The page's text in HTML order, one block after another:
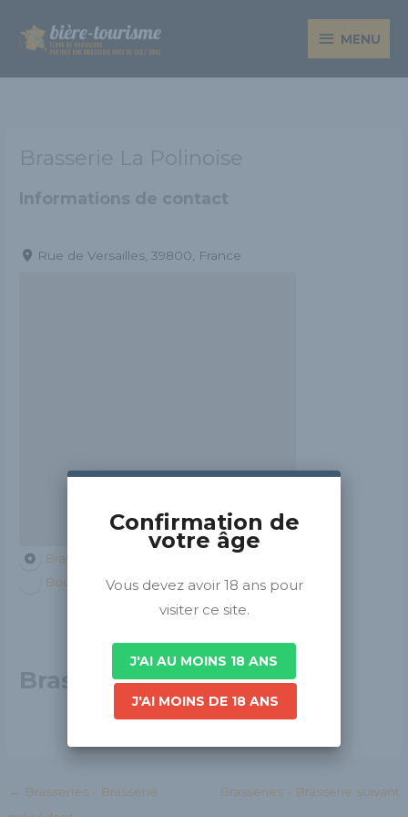
contenu
MENU
MENU
Brasserie La Polinoise
Informations de contact
Rue de Versailles, 39800, France
Brasseurs de France
Bourgogne-Franche-Comté
Brasserie La Polinoise
← Brasseries - Brasserie
Brasseries - Brasserie suivant
Confirmation de
votre âge
Vous devez avoir 18 ans pour
visiter ce site.
J'AI AU MOINS 18 ANS
J'AI MOINS DE 18 ANS